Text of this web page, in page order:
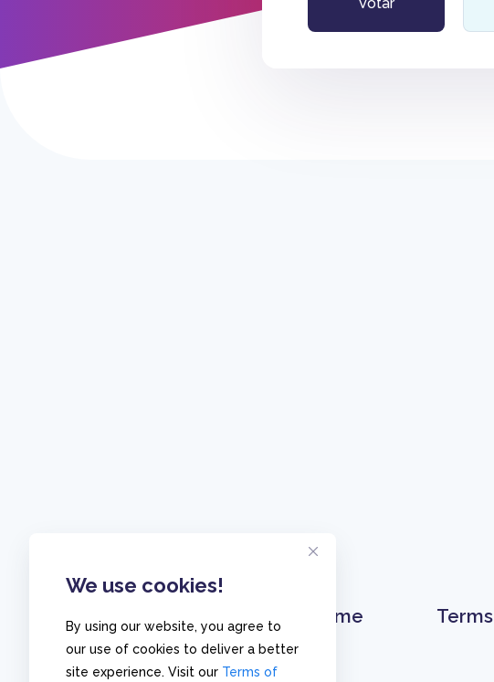
We use cookies!
By using our website, you agree to
our use of cookies to deliver a better
site experience. Visit our Terms of
Home Terms